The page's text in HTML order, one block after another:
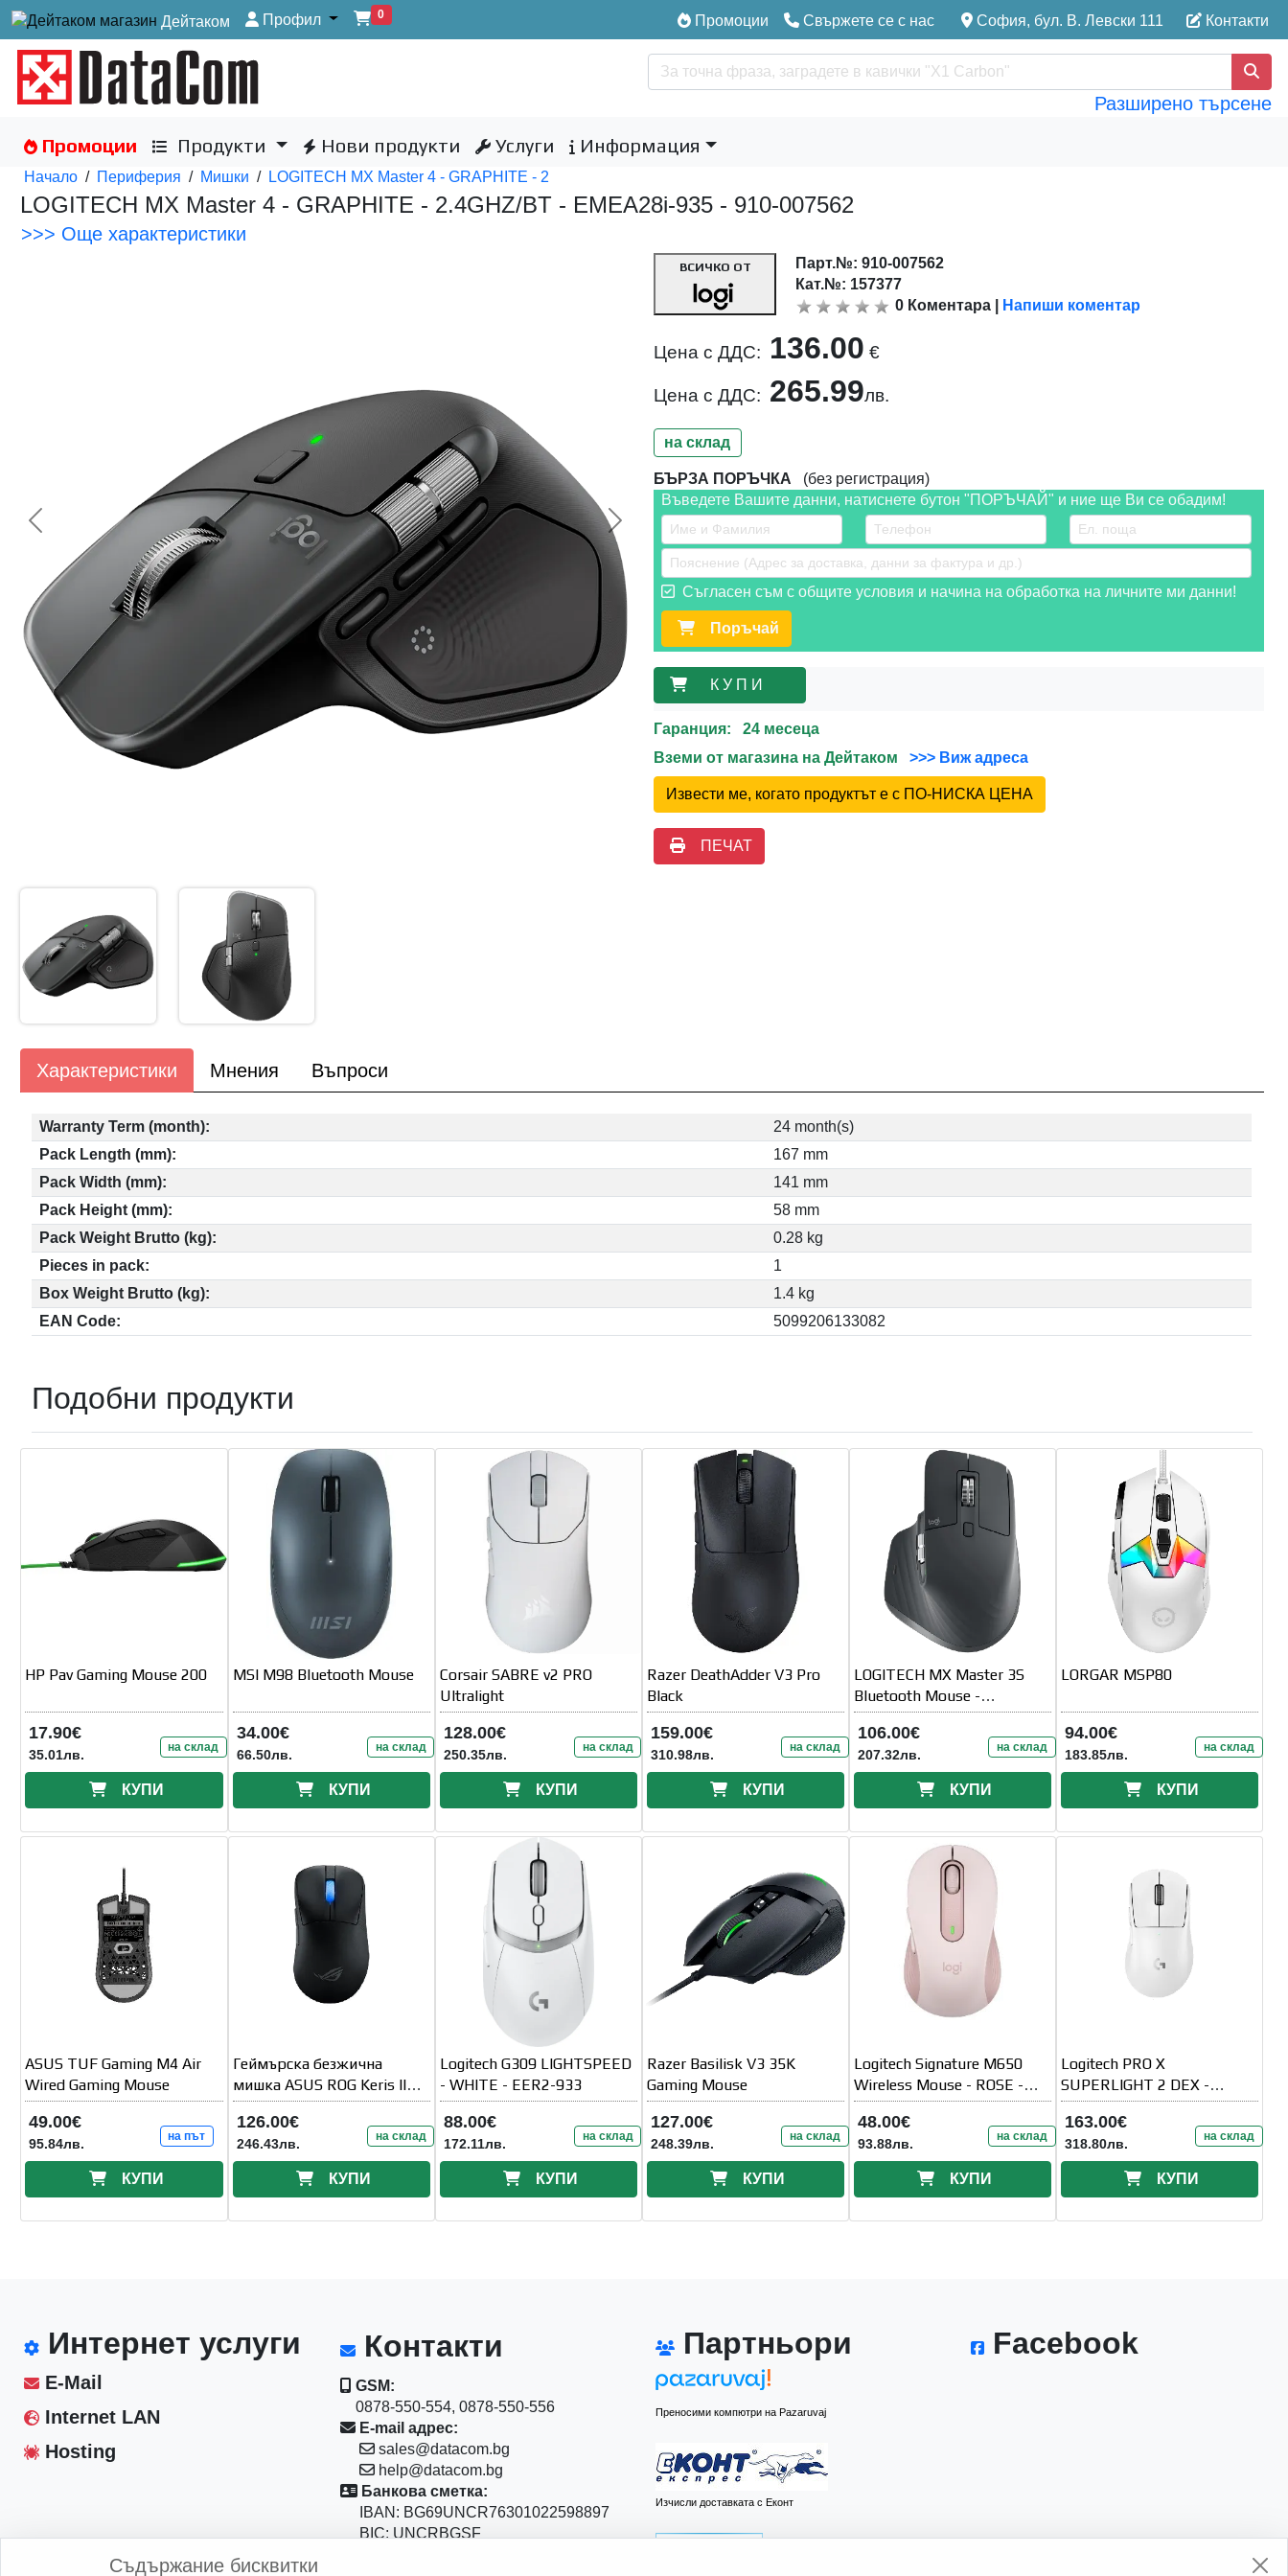
Дейтаком Профил 0 Промоции Свържете се с нас София, бул. В. Левски 111 Контакти
Разширено търсене
Промоции Продукти Нови продукти Услуги Информация
Начало / Периферия / Мишки / LOGITECH MX Master 4 - GRAPHITE - 2
LOGITECH MX Master 4 - GRAPHITE - 2.4GHZ/BT - EMEA28i-935 - 910-007562
>>> Още характеристики
<< Предишна Следваща >>
ВСИЧКО ОТ Парт.№: 910-007562
Кат.№: 157377
0 Коментара Напиши коментар
Цена с ДДС: 136.00 €
Цена с ДДС: 265.99лв.
на склад
БЪРЗА ПОРЪЧКА (без регистрация)
Въведете Вашите данни, натиснете бутон "ПОРЪЧАЙ" и ние ще Ви се обадим!
Съгласен съм с общите условия и начина на обработка на личните ми данни!
Поръчай
К У П И
Гаранция: 24 месеца
Вземи от магазина на Дейтаком
>>> Виж адреса
Извести ме, когато продуктът е с ПО-НИСКА ЦЕНА
ПЕЧАТ
Характеристики Мнения Въпроси
Warranty Term (month):
24 month(s)
Pack Length (mm):
167 mm
Pack Width (mm):
141 mm
Pack Height (mm):
58 mm
Pack Weight Brutto (kg):
0.28 kg
Pieces in pack:
1
Box Weight Brutto (kg):
1.4 kg
EAN Code:
5099206133082
Подобни продукти
HP Pav Gaming Mouse 200
17.90€
35.01лв. на склад
КУПИ
MSI M98 Bluetooth Mouse
34.00€
66.50лв. на склад
КУПИ
Corsair SABRE v2 PRO
Ultralight
128.00€
250.35лв. на склад
КУПИ
Razer DeathAdder V3 Pro
Black
159.00€
310.98лв. на склад
КУПИ
LOGITECH MX Master 3S
Bluetooth Mouse -
GRAPHITE - B2B
106.00€
207.32лв. на склад
КУПИ
LORGAR MSP80
94.00€
183.85лв. на склад
КУПИ
ASUS TUF Gaming M4 Air
Wired Gaming Mouse
49.00€
95.84лв. на път
КУПИ
Геймърска безжична
мишка ASUS ROG Keris II
Ace -
126.00€
246.43лв. на склад
КУПИ
Logitech G309 LIGHTSPEED
- WHITE - EER2-933
88.00€
172.11лв. на склад
КУПИ
Razer Basilisk V3 35K
Gaming Mouse
127.00€
248.39лв. на склад
КУПИ
Logitech Signature M650
Wireless Mouse - ROSE -
EMEA
48.00€
93.88лв. на склад
КУПИ
Logitech PRO X
SUPERLIGHT 2 DEX -
WHITE - EER2-933
163.00€
318.80лв. на склад
КУПИ
Интернет услуги
E-Mail
Internet LAN
Hosting
Контакти
GSM:
0878-550-554, 0878-550-556
E-mail адрес:
sales@datacom.bg
help@datacom.bg
Банкова сметка:
IBAN: BG69UNCR76301022598897
BIC: UNCRBGSF
Партньори
Преносими компютри на Pazaruvaj
Изчисли доставката с Еконт
Facebook
Съдържание бисквитки